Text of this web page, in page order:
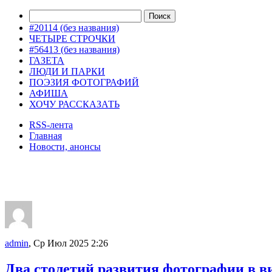
#20114 (без названия)
ЧЕТЫРЕ СТРОЧКИ
#56413 (без названия)
ГАЗЕТА
ЛЮДИ И ПАРКИ
ПОЭЗИЯ ФОТОГРАФИЙ
АФИША
ХОЧУ РАССКАЗАТЬ
RSS-лента
Главная
Новости, анонсы
admin, Ср Июл 2025 2:26
Два столетий развития фотографии в